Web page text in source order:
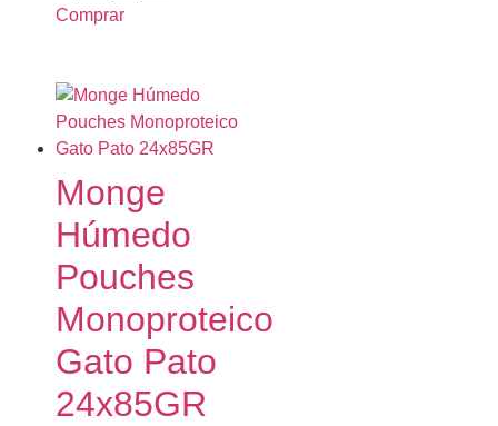
Comprar
Monge
Húmedo
Pouches
Monoproteico
Gato Pato
24x85GR